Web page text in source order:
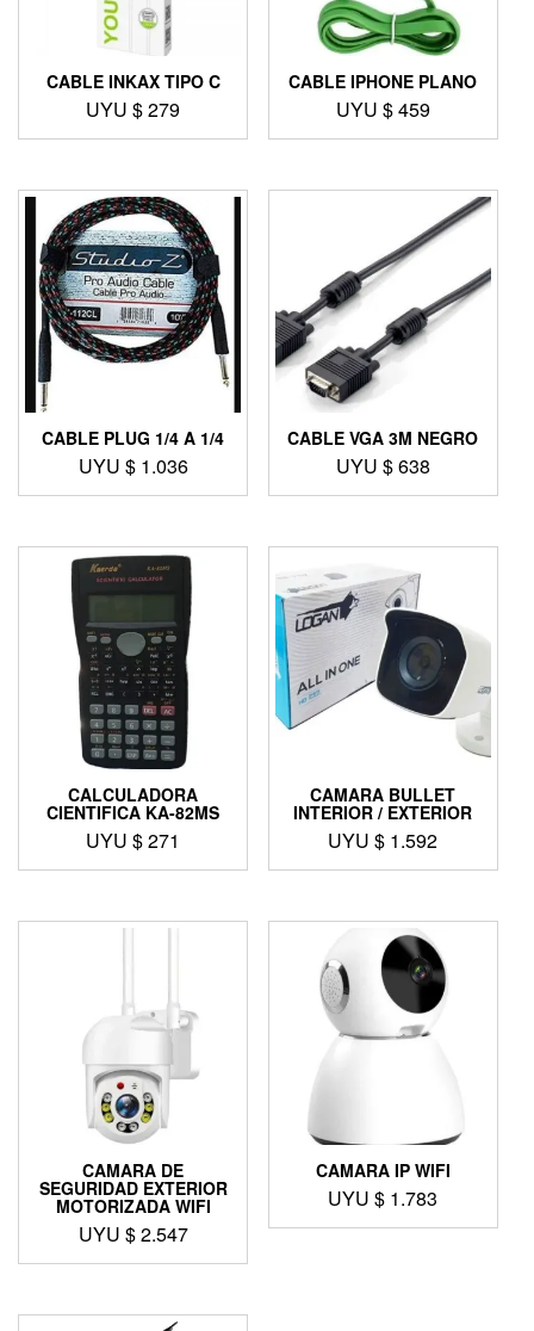
CABLE INKAX TIPO C
UYU $279
CABLE IPHONE PLANO
UYU $459
CABLE PLUG 1/4 A 1/4
UYU $ 1.036
CABLE VGA 3M NEGRO
UYU $638
CALCULADORA
CIENTIFICA KA-82MS
UYU $271
CAMARA BULLET
INTERIOR / EXTERIOR
UYU $ 1.592
CAMARA DE
SEGURIDAD EXTERIOR
MOTORIZADA WIFI
UYU $2.547
CAMARA IP WIFI
UYU $ 1.783